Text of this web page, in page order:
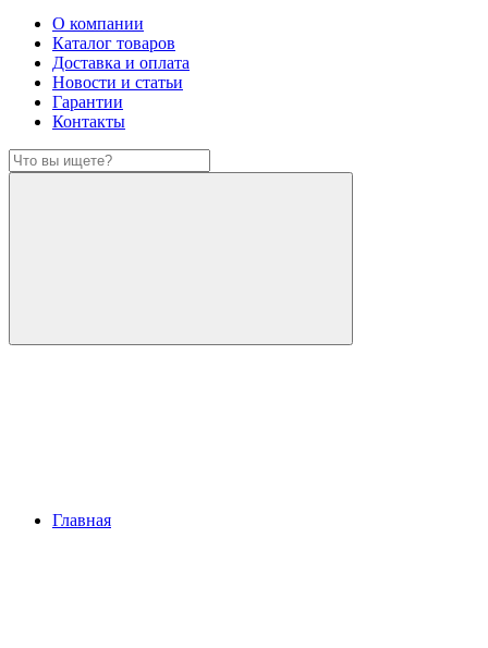
О компании
Каталог товаров
Доставка и оплата
Новости и статьи
Гарантии
Контакты
Главная